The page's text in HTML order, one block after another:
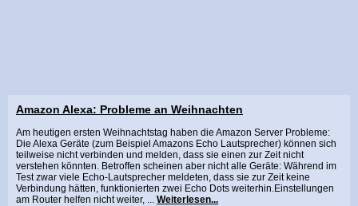
Amazon Alexa: Probleme an Weihnachten
Am heutigen ersten Weihnachtstag haben die Amazon Server Probleme:
Die Alexa Geräte (zum Beispiel Amazons Echo Lautsprecher) können sich
teilweise nicht verbinden und melden, dass sie einen zur Zeit nicht
verstehen könnten. Betroffen scheinen aber nicht alle Geräte: Während im
Test zwar viele Echo-Lautsprecher meldeten, dass sie zur Zeit keine
Verbindung hätten, funktionierten zwei Echo Dots weiterhin.Einstellungen
am Router helfen nicht weiter, ... Weiterlesen...